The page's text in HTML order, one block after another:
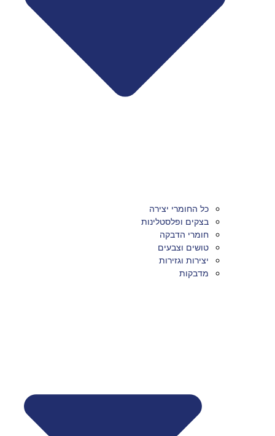
כל החומרי יצירה
בצקים ופלסטלינות
חומרי הדבקה
טושים וצבעים
יצירות וגזירות
מדבקות